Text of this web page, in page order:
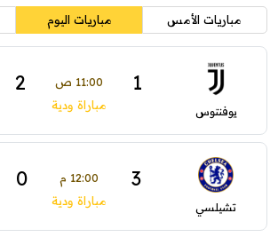
مباريات الأمس مباريات اليوم
يوفنتوس
1 11:00 ص 2
مباراة ودية
تشيلسي
3 12:00 م 0
مباراة ودية